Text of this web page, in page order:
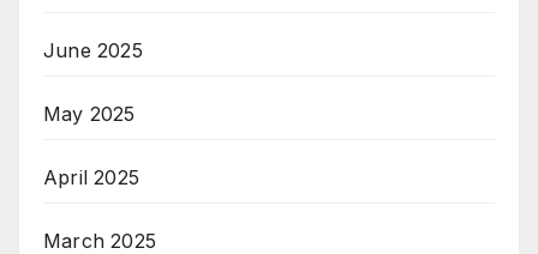
June 2025
May 2025
April 2025
March 2025